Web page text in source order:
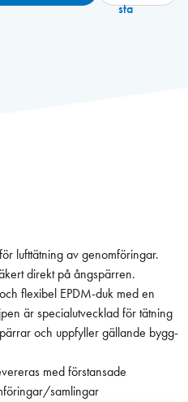
sta
för lufttätning av genomföringar.
direkt på ångspärren.
flexibel EPDM-duk med en
är specialutvecklad för tätning
och uppfyller gällande bygg-
med förstansade
samlingar